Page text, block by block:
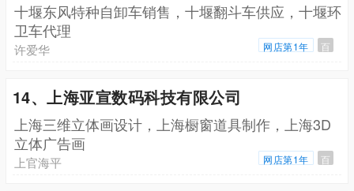
十堰东风特种自卸车销售，十堰翻斗车供应，十堰环
卫车代理
许爱华 网店第1年 百
14、上海亚宣数码科技有限公司
上海三维立体画设计，上海橱窗道具制作，上海3D
立体广告画
上官海平 网店第1年 百